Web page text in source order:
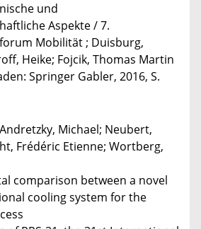
und
Aspekte / 7.
Mobilität ; Duisburg,
Heike; Fojcik, Thomas Martin
Springer Gabler, 2016, S.
Michael; Neubert,
Frédéric Etienne; Wortberg,
comparison between a novel
cooling system for the